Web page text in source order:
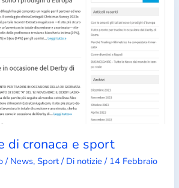
di cronaca e sport
/ News,Sport/ Di notizie/ 14 Febbraio